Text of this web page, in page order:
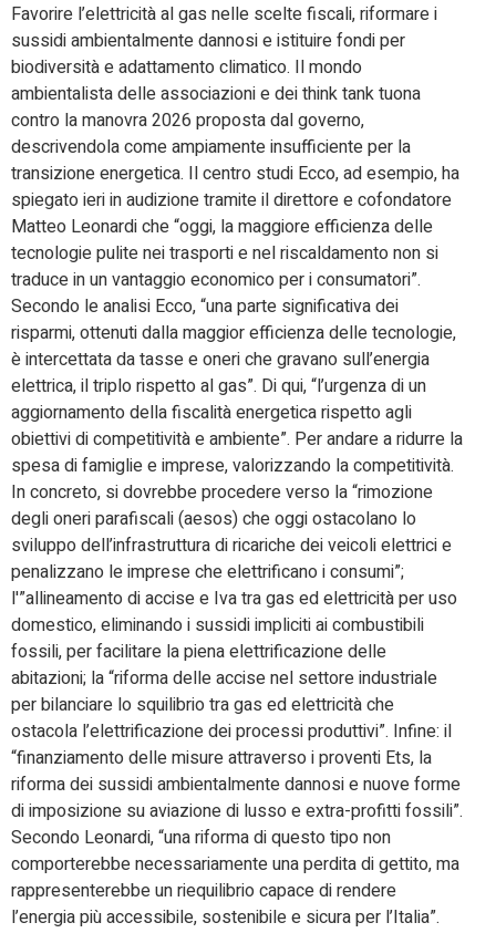
Favorire l’elettricità al gas nelle scelte fiscali, riformare i
sussidi ambientalmente dannosi e istituire fondi per
biodiversità e adattamento climatico. Il mondo
ambientalista delle associazioni e dei think tank tuona
contro la manovra 2026 proposta dal governo,
descrivendola come ampiamente insufficiente per la
transizione energetica. Il centro studi Ecco, ad esempio, ha
spiegato ieri in audizione tramite il direttore e cofondatore
Matteo Leonardi che “oggi, la maggiore efficienza delle
tecnologie pulite nei trasporti e nel riscaldamento non si
traduce in un vantaggio economico per i consumatori”.
Secondo le analisi Ecco, “una parte significativa dei
risparmi, ottenuti dalla maggior efficienza delle tecnologie,
è intercettata da tasse e oneri che gravano sull’energia
elettrica, il triplo rispetto al gas”. Di qui, “l’urgenza di un
aggiornamento della fiscalità energetica rispetto agli
obiettivi di competitività e ambiente”. Per andare a ridurre la
spesa di famiglie e imprese, valorizzando la competitività.
In concreto, si dovrebbe procedere verso la “rimozione
degli oneri parafiscali (aesos) che oggi ostacolano lo
sviluppo dell’infrastruttura di ricariche dei veicoli elettrici e
penalizzano le imprese che elettrificano i consumi”;
l'”allineamento di accise e Iva tra gas ed elettricità per uso
domestico, eliminando i sussidi impliciti ai combustibili
fossili, per facilitare la piena elettrificazione delle
abitazioni; la “riforma delle accise nel settore industriale
per bilanciare lo squilibrio tra gas ed elettricità che
ostacola l’elettrificazione dei processi produttivi”. Infine: il
“finanziamento delle misure attraverso i proventi Ets, la
riforma dei sussidi ambientalmente dannosi e nuove forme
di imposizione su aviazione di lusso e extra-profitti fossili”.
Secondo Leonardi, “una riforma di questo tipo non
comporterebbe necessariamente una perdita di gettito, ma
rappresenterebbe un riequilibrio capace di rendere
l’energia più accessibile, sostenibile e sicura per l’Italia”.